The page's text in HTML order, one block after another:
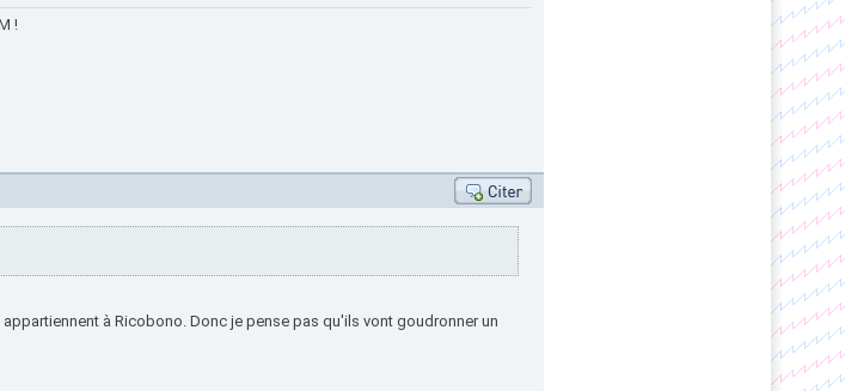
!
à Ricobono. Donc je pense pas qu'ils vont goudronner un